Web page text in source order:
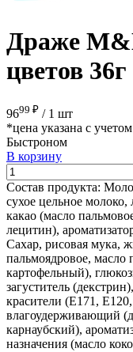
Драже
цветов 36г
9699 ₽ / 1 шт
*цена указана с
Быстроном
В корзину
Состав продукта:
сухое цельное молоко,
какао (масло
лецитин),
Сахар, рисовая мука,
пальмоядровое, масло
картофельный),
загуститель
красители (Е171,
влагоудерживающий
карнаубский),
назначения (масло